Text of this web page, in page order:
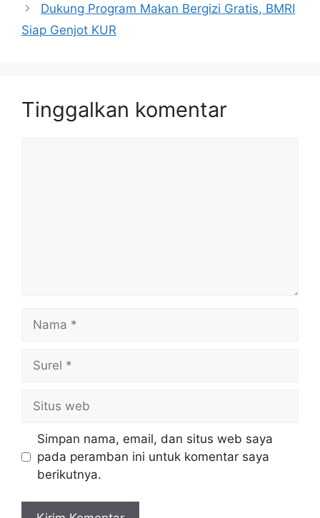
Dukung Program Makan Bergizi Gratis, BMRI
Siap Genjot KUR
Tinggalkan komentar
web
Simpan nama, email, dan situs web saya
pada peramban ini untuk komentar saya
berikutnya.